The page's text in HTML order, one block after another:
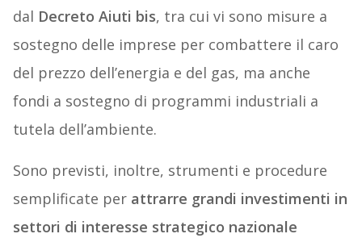
dal Decreto Aiuti bis, tra cui vi sono misure a
sostegno delle imprese per combattere il caro
del prezzo dell’energia e del gas, ma anche
fondi a sostegno di programmi industriali a
tutela dell’ambiente.
Sono previsti, inoltre, strumenti e procedure
semplificate per attrarre grandi investimenti in
settori di interesse strategico nazionale